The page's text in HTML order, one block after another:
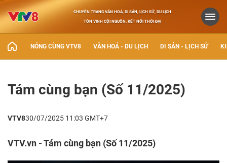
CHUYÊN TRANG VĂN HOÁ, DI SẢN, LỊCH SỬ, DU LỊCH
TÔN VINH CỘI NGUỒN, KẾT NỐI THỜI ĐẠI
NÓNG CÙNG VTV8 VĂN HOÁ - DU LỊCH DI SẢN - LỊCH SỬ
Tám cùng bạn (Số 11/2025)
VTV830/07/2025 11:03 GMT+7
VTV.vn - Tám cùng bạn (Số 11/2025)